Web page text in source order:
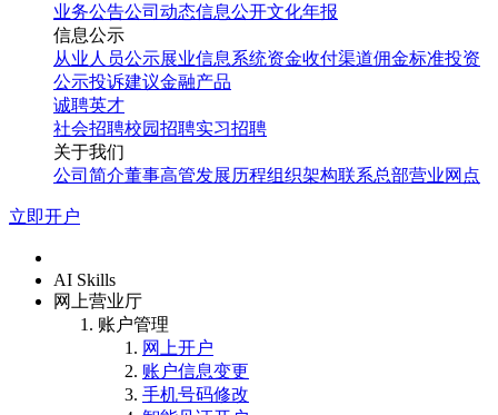
业务公告公司动态信息公开文化年报
信息公示
从业人员公示展业信息系统资金收付渠道佣金标准投资
公示投诉建议金融产品
诚聘英才
社会招聘校园招聘实习招聘
关于我们
公司简介董事高管发展历程组织架构联系总部营业网点
立即开户
AI Skills
网上营业厅
账户管理
网上开户
账户信息变更
手机号码修改